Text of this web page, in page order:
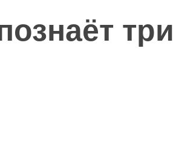
три